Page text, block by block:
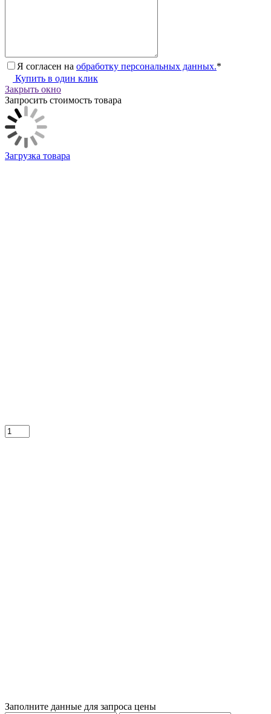
Я согласен на обработку персональных данных.*
Купить в один клик
Закрыть окно
Запросить стоимость товара
Загрузка товара
Заполните данные для запроса цены